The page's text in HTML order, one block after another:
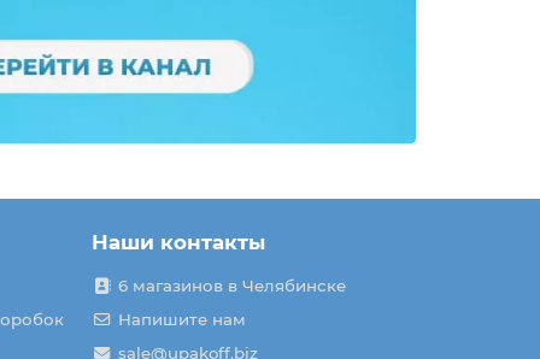
Наши контакты
6 магазинов в Челябинске
Напишите нам
sale@upakoff.biz